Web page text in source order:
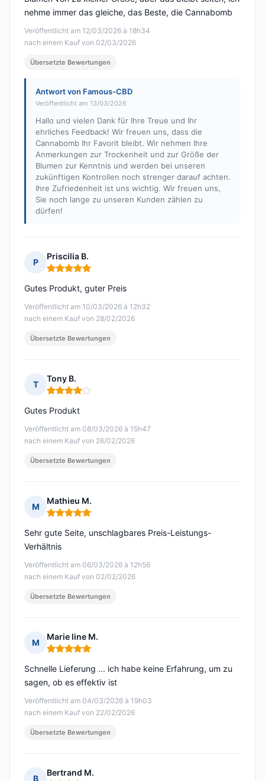
Veröffentlicht am 12/03/2026 à 18h34
nach einem Kauf von 02/03/2026
nehme immer das gleiche, das Beste, die Cannabomb
Übersetzte Bewertungen
Antwort von Famous-CBD
Veröffentlicht am 13/03/2026
Hallo und vielen Dank für Ihre Treue und Ihr
ehrliches Feedback! Wir freuen uns, dass die
Cannabomb Ihr Favorit bleibt. Wir nehmen Ihre
Anmerkungen zur Trockenheit und zur Größe der
Blumen zur Kenntnis und werden bei unseren
zukünftigen Kontrollen noch strenger darauf achten.
Ihre Zufriedenheit ist uns wichtig. Wir freuen uns,
Sie noch lange zu unseren Kunden zählen zu
dürfen!
P
Priscilia B.
Hinweis: 5 von 5
Veröffentlicht am 10/03/2026 à 12h32
nach einem Kauf von 28/02/2026
Gutes Produkt, guter Preis
Übersetzte Bewertungen
T
Tony B.
Hinweis: 4 von 5
Veröffentlicht am 08/03/2026 à 15h47
nach einem Kauf von 26/02/2026
Gutes Produkt
Übersetzte Bewertungen
M
Mathieu M.
Hinweis: 5 von 5
Veröffentlicht am 06/03/2026 à 12h56
nach einem Kauf von 02/02/2026
Sehr gute Seite, unschlagbares Preis-Leistungs-
Verhältnis
Übersetzte Bewertungen
M
Marie line M.
Hinweis: 5 von 5
Veröffentlicht am 04/03/2026 à 19h03
nach einem Kauf von 22/02/2026
Schnelle Lieferung ... ich habe keine Erfahrung, um zu
sagen, ob es effektiv ist
Übersetzte Bewertungen
B
Bertrand M.